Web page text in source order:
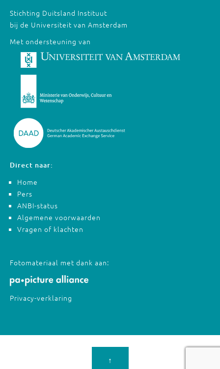
Stichting Duitsland Instituut
bij de Universiteit van Amsterdam
Met ondersteuning van
Direct naar:
Home
Pers
ANBI-status
Algemene voorwaarden
Vragen of klachten
Fotomateriaal met dank aan:
Privacy-verklaring
↑